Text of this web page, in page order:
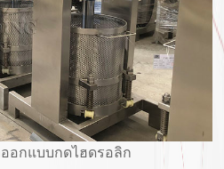
อกแบบกดไฮดรอลิก